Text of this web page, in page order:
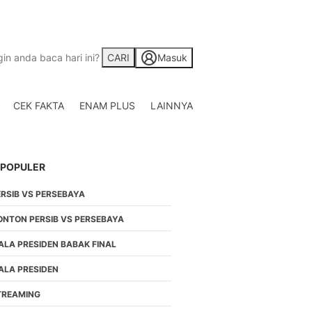
CARI Masuk
CEK FAKTA ENAM PLUS
LAINNYA
VS PERSEBAYA
PERSIB VS PERSEBAYA
PRESIDEN BABAK FINAL
PRESIDEN